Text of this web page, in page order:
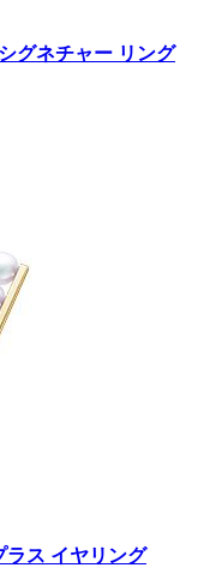
グネチャー リング
ラス イヤリング